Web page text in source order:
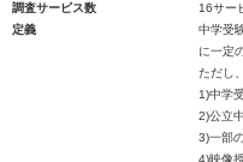
調査サービス数
16サー
定義
中学受
に一定
ただし
1)中学
2)公立
3)一部